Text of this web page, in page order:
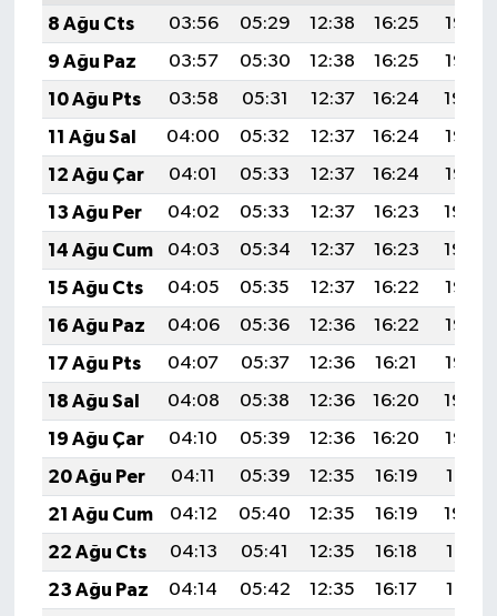
8 Ağu Cts
03:56 05:29 12:38 16:25
19:36
9 Ağu Paz
03:57 05:30 12:38 16:25
19:35
10 Ağu Pts
03:58 05:31 12:37 16:24
19:34
11 Ağu Sal
04:00 05:32 12:37 16:24
19:33
12 Ağu Çar
04:01 05:33 12:37 16:24
19:32
13 Ağu Per
04:02 05:33 12:37 16:23
19:30
14 Ağu Cum
04:03 05:34 12:37 16:23
19:29
15 Ağu Cts
04:05 05:35 12:37 16:22
19:28
16 Ağu Paz
04:06 05:36 12:36 16:22
19:27
17 Ağu Pts
04:07 05:37 12:36 16:21
19:25
18 Ağu Sal
04:08 05:38 12:36 16:20
19:24
19 Ağu Çar
04:10 05:39 12:36 16:20
19:23
20 Ağu Per
04:11 05:39 12:35 16:19
19:21
21 Ağu Cum
04:12 05:40 12:35 16:19
19:20
22 Ağu Cts
04:13 05:41 12:35 16:18
19:19
23 Ağu Paz
04:14 05:42 12:35 16:17
19:17